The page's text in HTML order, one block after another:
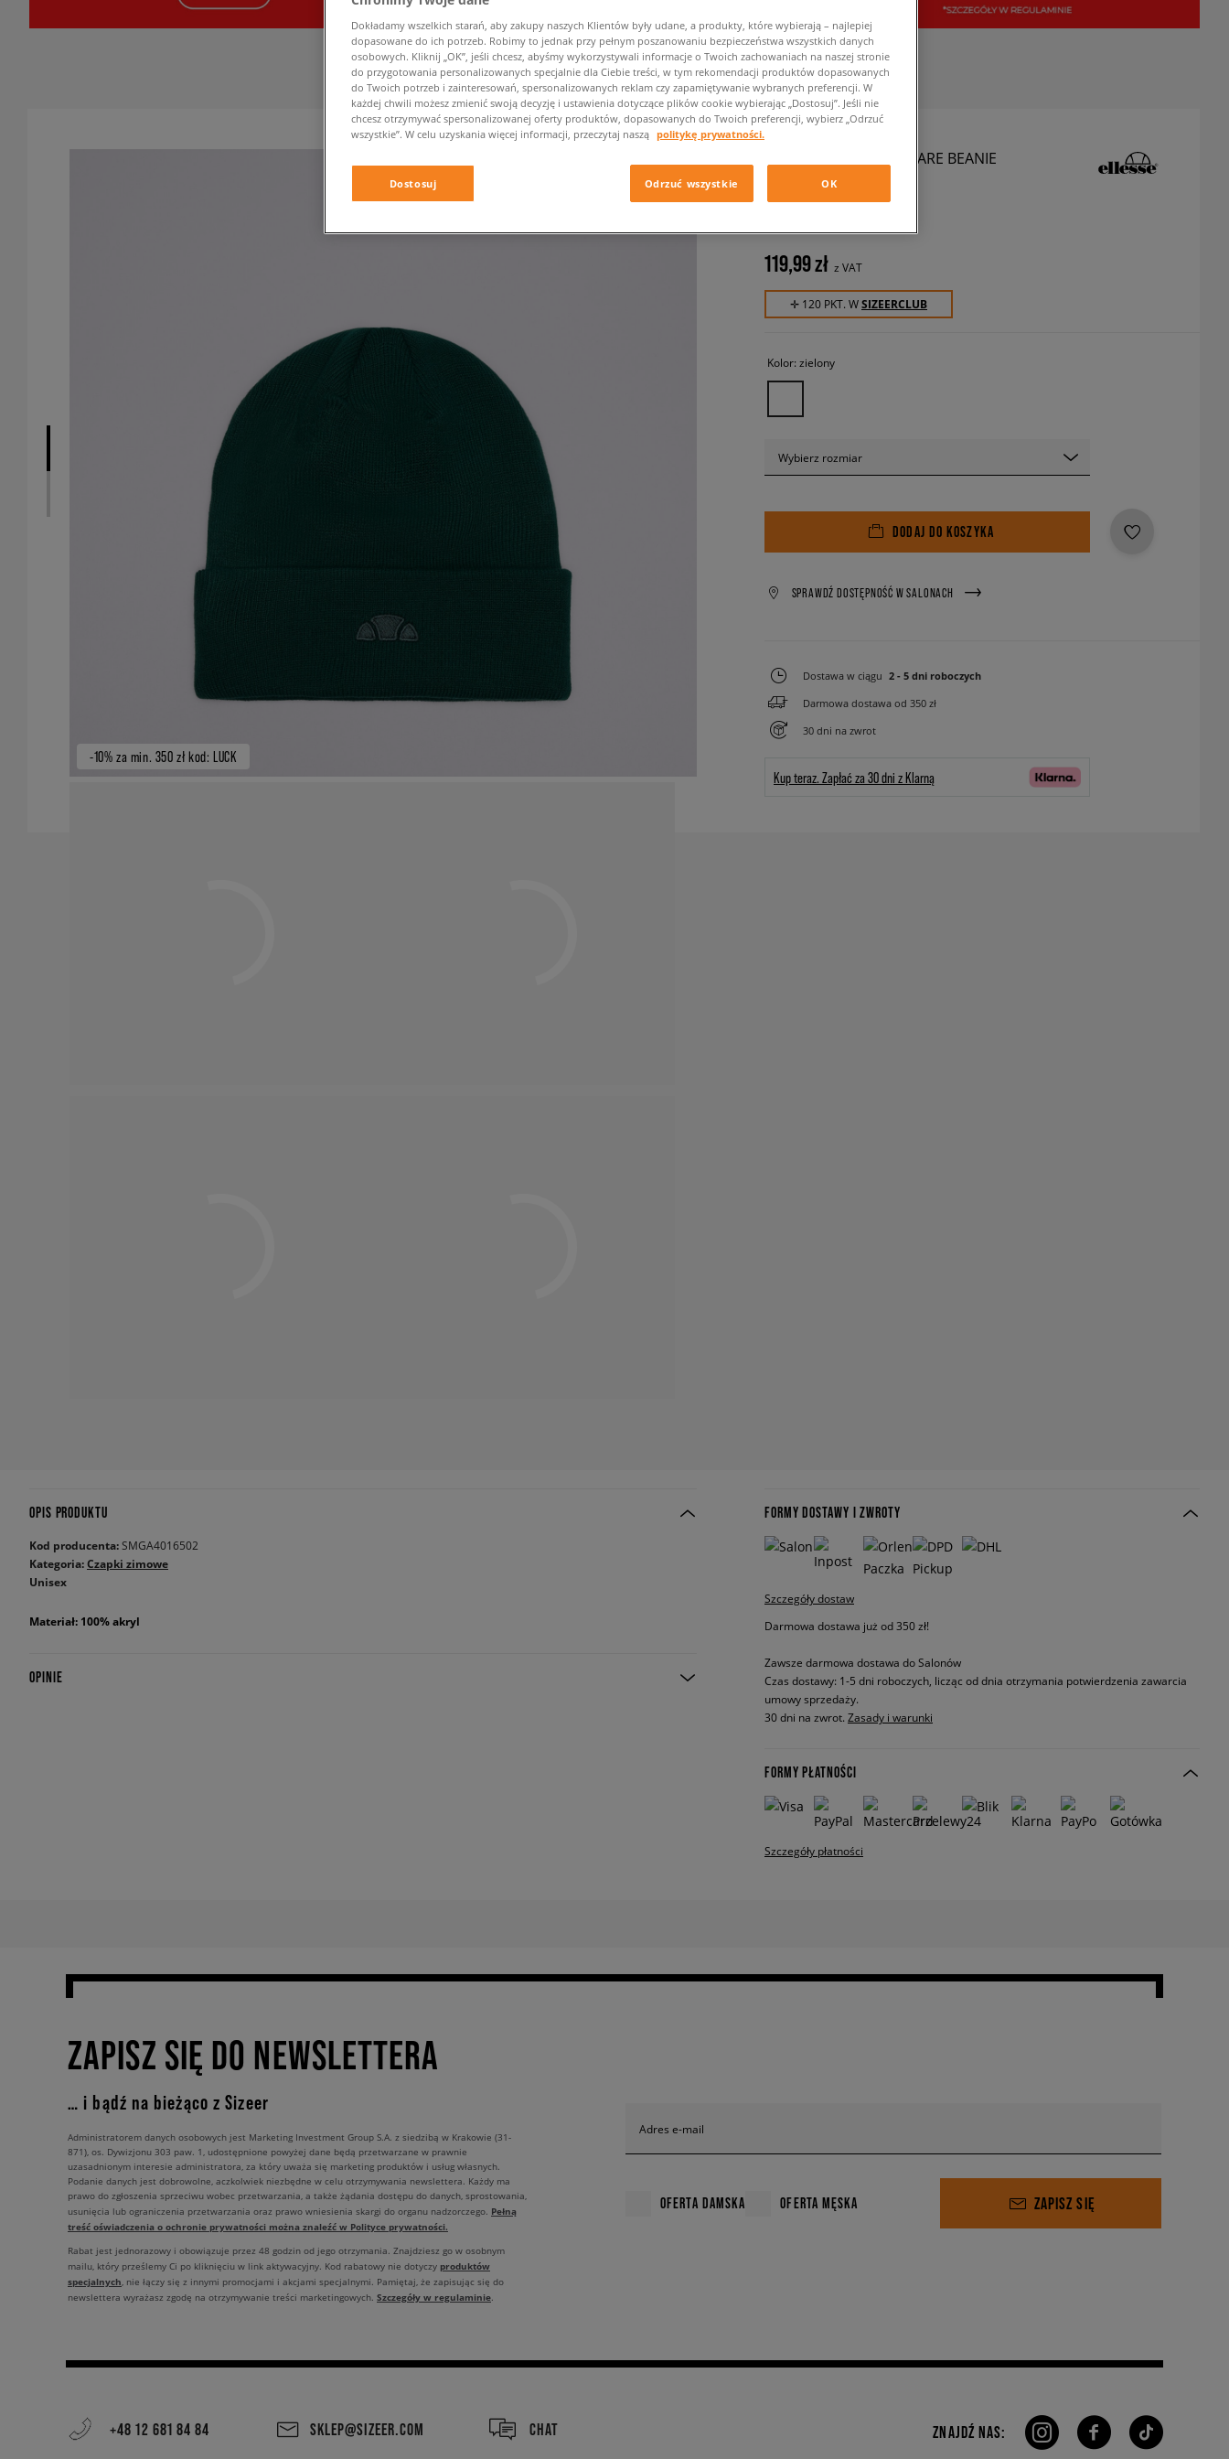
-10% za min. 350 zł kod: LUCK
ELLESSE CZAPKA LANSARE BEANIE
unisex, czapki zimowe
119,99 zł z VAT
✛ 120 PKT. WSIZEERCLUB
Kolor: zielony
Wybierz rozmiar
DODAJ DO KOSZYKA
SPRAWDŹ DOSTĘPNOŚĆ W SALONACH
Dostawa w ciągu 2 - 5 dni roboczych
Darmowa dostawa od 350 zł
30 dni na zwrot
Kup teraz. Zapłać za 30 dni z Klarną
OPIS PRODUKTU
Kod producenta:SMGA4016502
Kategoria:Czapki zimowe
Unisex
Materiał: 100% akryl
OPINIE
FORMY DOSTAWY I ZWROTY
Szczegóły dostaw
Darmowa dostawa już od 350 zł!
Zawsze darmowa dostawa do Salonów
Czas dostawy: 1-5 dni roboczych, licząc od dnia otrzymania potwierdzenia zawarcia
umowy sprzedaży.
30 dni na zwrot. Zasady i warunki
FORMY PŁATNOŚCI
Szczegóły płatności
ZAPISZ SIĘ DO NEWSLETTERA
… i bądź na bieżąco z Sizeer
Adres e-mail
OFERTA DAMSKA OFERTA MĘSKA ZAPISZ SIĘ
Administratorem danych osobowych jest Marketing Investment Group S.A. z siedzibą w Krakowie (31-
871), os. Dywizjonu 303 paw. 1, udostępnione powyżej dane będą przetwarzane w prawnie
uzasadnionym interesie administratora, za który uważa się marketing produktów i usług własnych.
Podanie danych jest dobrowolne, aczkolwiek niezbędne w celu otrzymywania newslettera. Każdy ma
prawo do zgłoszenia sprzeciwu wobec przetwarzania, a także żądania dostępu do danych, sprostowania,
usunięcia lub ograniczenia przetwarzania oraz prawo wniesienia skargi do organu nadzorczego. Pełną
treść oświadczenia o ochronie prywatności można znaleźć w Polityce prywatności.
Rabat jest jednorazowy i obowiązuje przez 48 godzin od jego otrzymania. Znajdziesz go w osobnym
mailu, który prześlemy Ci po kliknięciu w link aktywacyjny. Kod rabatowy nie dotyczy produktów
specjalnych, nie łączy się z innymi promocjami i akcjami specjalnymi. Pamiętaj, że zapisując się do
newslettera wyrażasz zgodę na otrzymywanie treści marketingowych. Szczegóły w regulaminie.
+48 12 681 84 84 SKLEP@SIZEER.COM CHAT ZNAJDŹ NAS:
Dokładamy wszelkich starań, aby zakupy naszych Klientów były udane, a produkty, które wybierają – najlepiej
dopasowane do ich potrzeb. Robimy to jednak przy pełnym poszanowaniu bezpieczeństwa wszystkich danych
osobowych. Kliknij „OK”, jeśli chcesz, abyśmy wykorzystywali informacje o Twoich zachowaniach na naszej stronie
do przygotowania personalizowanych specjalnie dla Ciebie treści, w tym rekomendacji produktów dopasowanych
do Twoich potrzeb i zainteresowań, spersonalizowanych reklam czy zapamiętywanie wybranych preferencji. W
każdej chwili możesz zmienić swoją decyzję i ustawienia dotyczące plików cookie wybierając „Dostosuj”. Jeśli nie
chcesz otrzymywać spersonalizowanej oferty produktów, dopasowanych do Twoich preferencji, wybierz „Odrzuć
wszystkie”. W celu uzyskania więcej informacji, przeczytaj naszą politykę prywatności.
Dostosuj Odrzuć wszystkie OK